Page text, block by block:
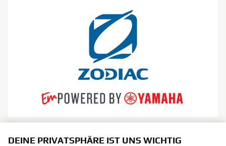
Zodiac hat den Bootssport mit den ersten aufblasbaren
DEINE PRIVATSPHÄRE IST UNS WICHTIG